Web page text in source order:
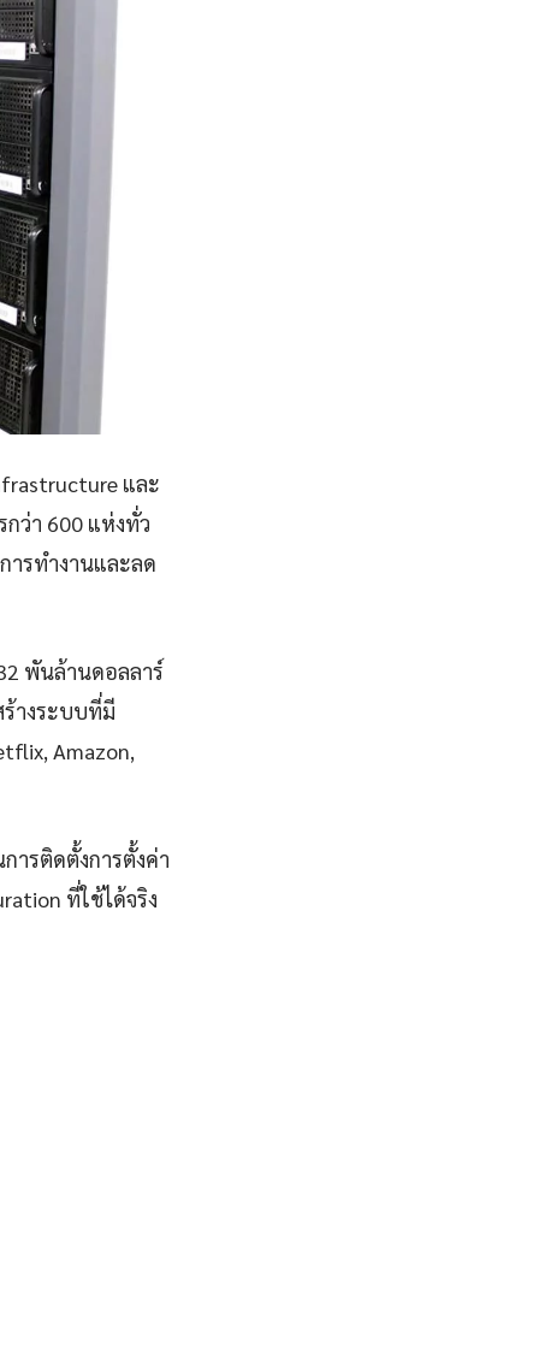
และ
ว่า 600 แห่งทั่ว
ารทำงานและลด
พันล้านดอลลาร์
างระบบที่มี
Amazon,
ารติดตั้งการตั้งค่า
ที่ใช้ได้จริง